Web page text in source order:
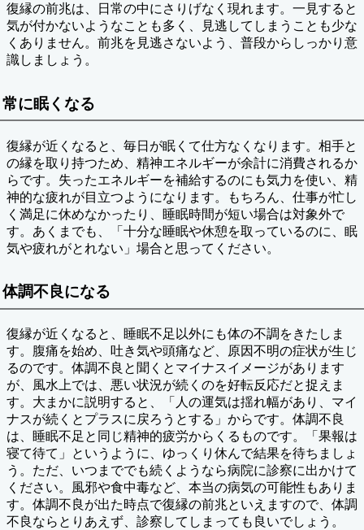
復縁の前兆は、日常の中にさりげなく現れます。一見すると
気が付かないようなことも多く、見逃してしまうことも少な
くありません。前兆を見逃さないよう、普段からしっかり意
識しましょう。
常に眠くなる
復縁が近くなると、毎日が眠くて仕方なくなります。相手と
の縁を取り持つため、精神エネルギーが余計に消費されるか
らです。失ったエネルギーを補給するのにも気力を使い、精
神的な疲れが目立つようになります。もちろん、仕事が忙し
く満足に休めなかったり、睡眠時間が短い場合は対象外で
す。あくまでも、「十分な睡眠や休憩を取っているのに、眠
気や疲れがとれない」場合と思ってください。
体調不良になる
復縁が近くなると、睡眠不足以外にも体の不調をきたしま
す。腹痛を始め、吐き気や頭痛など、原因不明の症状が生じ
るのです。体調不良と聞くとマイナスイメージがあります
が、風水上では、悪い状況が続くのを好転反応だと捉えま
す。大まかに説明すると、「人の運気は揺れ幅があり、マイ
ナスが続くとプラスに戻ろうとする」からです。体調不良
は、睡眠不足と同じ精神的疲労からくるものです。「果報は
寝て待て」というように、ゆっくり休んで結果を待ちましょ
う。ただ、いつまででも続くようなら病院に診察に出かけて
ください。風邪や食中毒など、本当の病気の可能性もありま
す。体調不良が出た時点で復縁の前兆といえますので、体調
不良ならとりあえず、診察してしまっても良いでしょう。